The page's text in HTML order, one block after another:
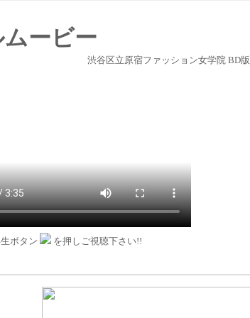
ービー
渋谷区立原宿ファッション女学院 BD版
ボタン を押しご視聴下さい!!